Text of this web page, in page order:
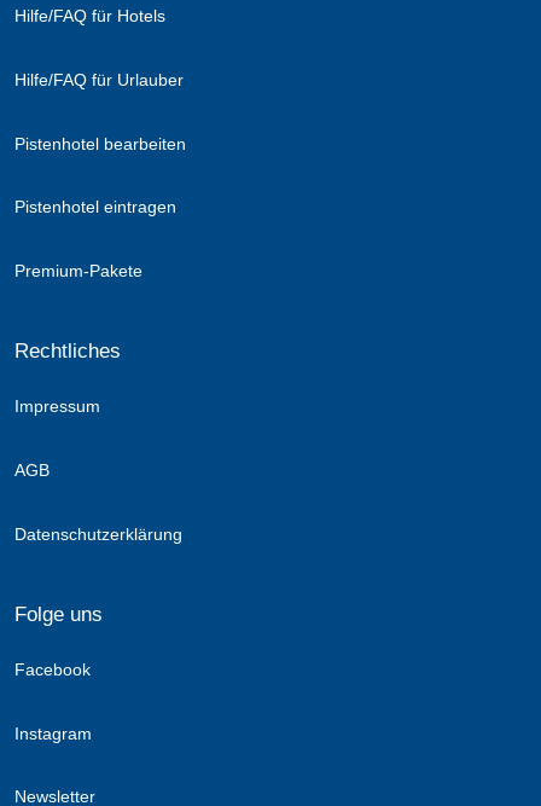
Hilfe/FAQ für Hotels
Hilfe/FAQ für Urlauber
Pistenhotel bearbeiten
Pistenhotel eintragen
Premium-Pakete
Rechtliches
Impressum
AGB
Datenschutzerklärung
Folge uns
Facebook
Instagram
Newsletter